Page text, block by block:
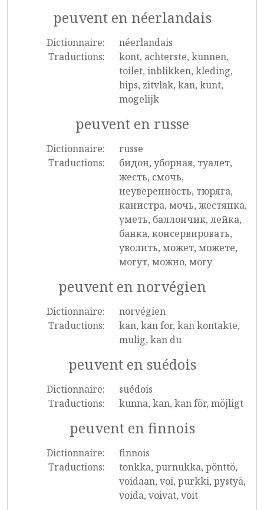
peuvent en néerlandais
Dictionnaire:
néerlandais
Traductions:
kont, achterste, kunnen,
toilet, inblikken, kleding,
bips, zitvlak, kan, kunt,
mogelijk
peuvent en russe
Dictionnaire:
russe
Traductions:
бидон, уборная, туалет,
жесть, смочь,
неуверенность, тюряга,
канистра, мочь, жестянка,
уметь, баллончик, лейка,
банка, консервировать,
уволить, может, можете,
могут, можно, могу
peuvent en norvégien
Dictionnaire:
norvégien
Traductions:
kan, kan for, kan kontakte,
mulig, kan du
peuvent en suédois
Dictionnaire:
suédois
Traductions:
kunna, kan, kan för, möjligt
peuvent en finnois
Dictionnaire:
finnois
Traductions:
tonkka, purnukka, pönttö,
voidaan, voi, purkki, pystyä,
voida, voivat, voit